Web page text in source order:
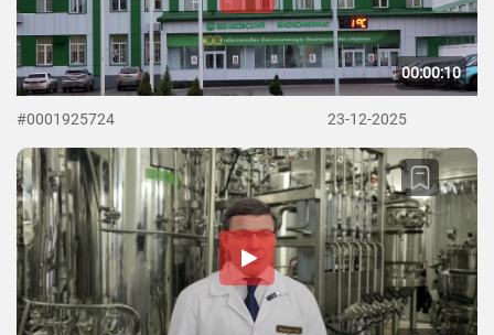
00:00:10
#0001925724 23-12-2025